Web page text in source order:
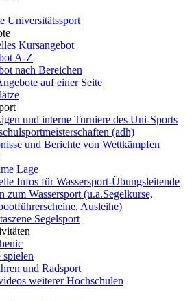
Universitätssport
Kursangebot
A-Z
nach Bereichen
auf einer Seite
und interne Turniere des Uni-Sports
(adh)
und Berichte von Wettkämpfen
Lage
Infos für Wassersport-Übungsleitende
zum Wassersport (u.a.Segelkurse,
Ausleihe)
Segelsport
und Radsport
weiterer Hochschulen